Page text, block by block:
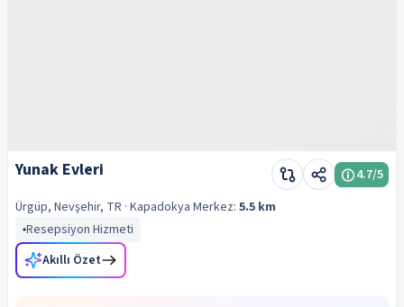
Yunak Evleri 4.7/5
Ürgüp, Nevşehir, TR · Kapadokya Merkez: 5.5 km
Resepsiyon Hizmeti
Akıllı Özet